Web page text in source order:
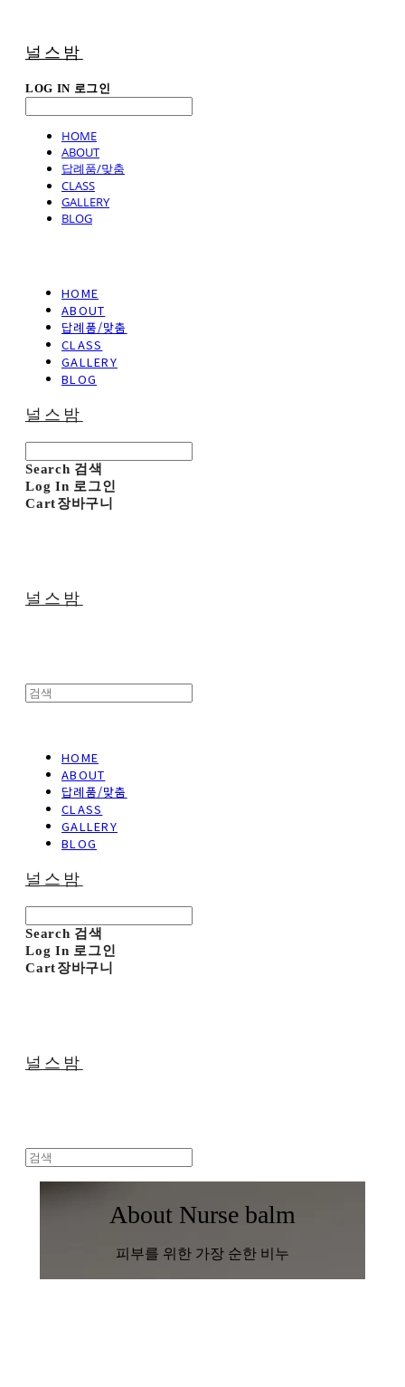
널스밤
LOG IN 로그인
HOME
ABOUT
답례품/맞춤
CLASS
GALLERY
BLOG
HOME
ABOUT
답례품/맞춤
CLASS
GALLERY
BLOG
널스밤
Search 검색
Log In 로그인
Cart장바구니
널스밤
HOME
ABOUT
답례품/맞춤
CLASS
GALLERY
BLOG
널스밤
Search 검색
Log In 로그인
Cart장바구니
널스밤
About Nurse balm
피부를 위한 가장 순한 비누